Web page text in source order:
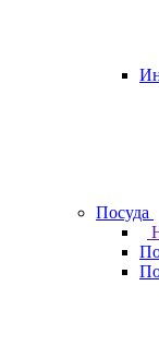
Посуда